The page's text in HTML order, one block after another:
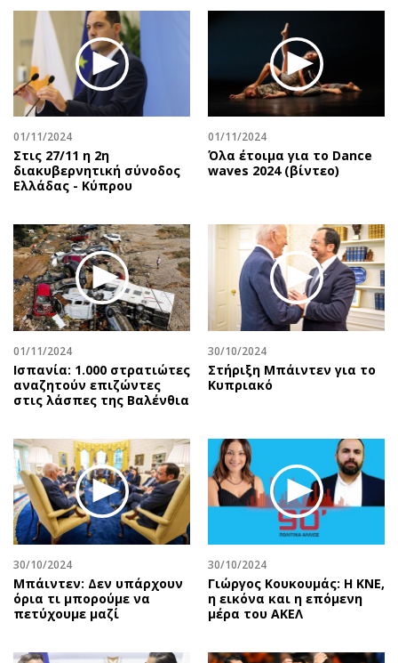
01/11/2024
Στις 27/11 η 2η
διακυβερνητική σύνοδος
Ελλάδας - Κύπρου
01/11/2024
Όλα έτοιμα για το Dance
waves 2024 (βίντεο)
01/11/2024
Ισπανία: 1.000 στρατιώτες
αναζητούν επιζώντες
στις λάσπες της Βαλένθια
30/10/2024
Στήριξη Μπάιντεν για το
Κυπριακό
30/10/2024
Μπάιντεν: Δεν υπάρχουν
όρια τι μπορούμε να
πετύχουμε μαζί
30/10/2024
Γιώργος Κουκουμάς: Η ΚΝΕ,
η εικόνα και η επόμενη
μέρα του ΑΚΕΛ